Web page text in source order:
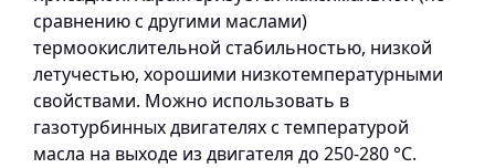
сравнению с другими маслами)
термоокислительной стабильностью, низкой
летучестью, хорошими низкотемпературными
свойствами. Можно использовать в
газотурбинных двигателях с температурой
масла на выходе из двигателя до 250-280 °С.